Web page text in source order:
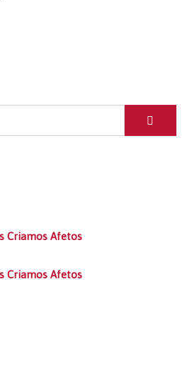
Criamos Afetos
Criamos Afetos